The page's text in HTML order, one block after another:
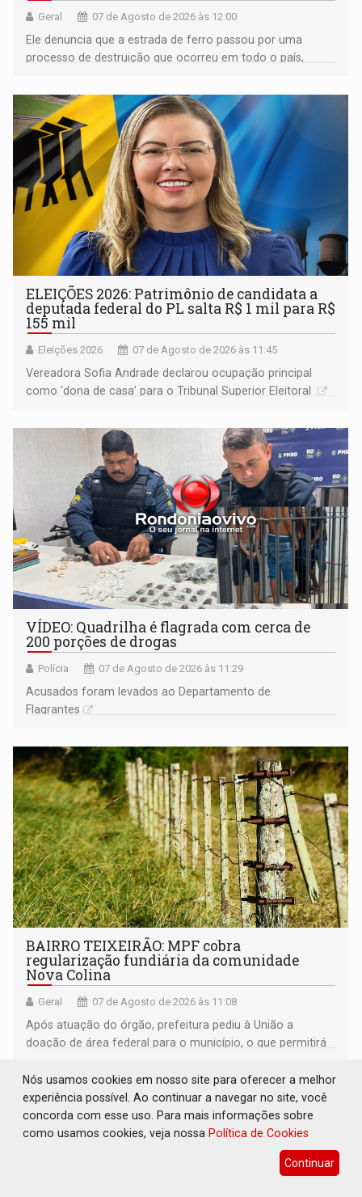
Geral 07 de Agosto de 2026 às 12:00
Ele denuncia que a estrada de ferro passou por uma
processo de destruição que ocorreu em todo o país,
ELEIÇÕES 2026: Patrimônio de candidata a
deputada federal do PL salta R$ 1 mil para R$
155 mil
Eleições 2026 07 de Agosto de 2026 às 11:45
Vereadora Sofia Andrade declarou ocupação principal
como ‘dona de casa’ para o Tribunal Superior Eleitoral
VÍDEO: Quadrilha é flagrada com cerca de
200 porções de drogas
Polícia 07 de Agosto de 2026 às 11:29
Acusados foram levados ao Departamento de
Flagrantes
BAIRRO TEIXEIRÃO: MPF cobra
regularização fundiária da comunidade
Nova Colina
Geral 07 de Agosto de 2026 às 11:08
Após atuação do órgão, prefeitura pediu à União a
doação de área federal para o município, o que permitirá
Nós usamos cookies em nosso site para oferecer a melhor
experiência possível. Ao continuar a navegar no site, você
concorda com esse uso. Para mais informações sobre
como usamos cookies, veja nossa Política de Cookies
Continuar